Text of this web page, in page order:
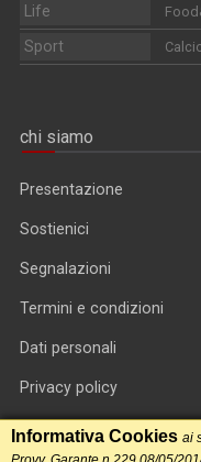
Life
Sport
chi siamo
Presentazione
Sostienici
Segnalazioni
Termini e condizioni
Dati personali
Privacy policy
Informativa cookie
Informativa Cookies ai